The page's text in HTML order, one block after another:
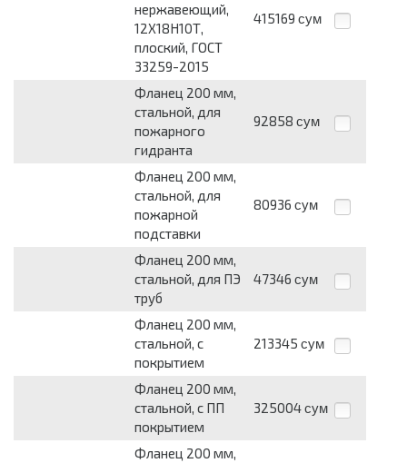
нержавеющий,
12Х18Н10Т,
плоский, ГОСТ
33259-2015
415169 сум
Фланец 200 мм,
стальной, для
пожарного
гидранта
92858 сум
Фланец 200 мм,
стальной, для
пожарной
подставки
80936 сум
Фланец 200 мм,
стальной, для ПЭ
труб
47346 сум
Фланец 200 мм,
стальной, с
покрытием
213345 сум
Фланец 200 мм,
стальной, с ПП
покрытием
325004 сум
Фланец 200 мм,